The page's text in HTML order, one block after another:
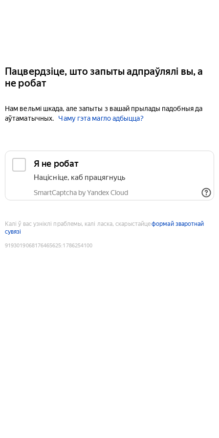
Пацвердзіце, што запыты адпраўлялі вы, а
не робат
Нам вельмі шкада, але запыты з вашай прылады падобныя да
аўтаматычных.
Чаму гэта магло адбыцца?
Я не робат
Націсніце, каб працягнуць
SmartCaptcha by Yandex Cloud
Калі ў вас узніклі праблемы, калі ласка, скарыстайцеформай зваротнай
сувязі
9193019068176465625:1786254100